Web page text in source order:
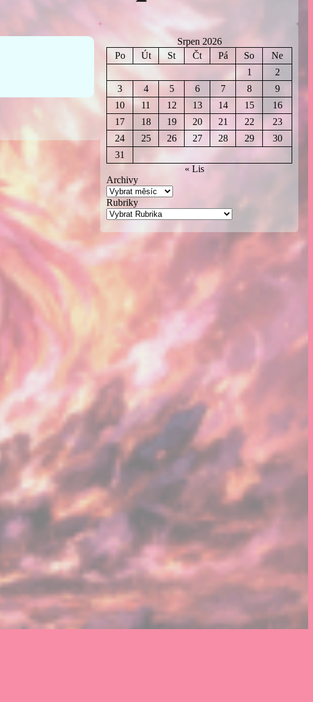
Srpen 2026
Po
Út St Čt Pá So
Ne
1
2
3
4 5 6 7 8
9
10
11 12 13 14 15
16
17
18 19 20 21 22
23
24
25 26 27 28 29
30
31
« Lis
Archivy
Rubriky